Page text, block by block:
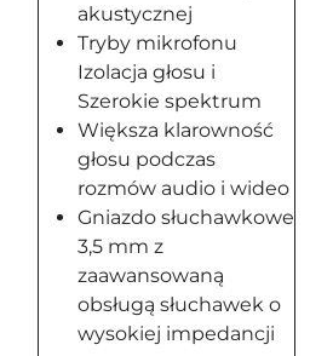
akustycznej
Tryby mikrofonu
Izolacja głosu i
Szerokie spektrum
Większa klarowność
głosu podczas
rozmów audio i wideo
Gniazdo słuchawkowe
3,5 mm z
zaawansowaną
obsługą słuchawek o
wysokiej impedancji